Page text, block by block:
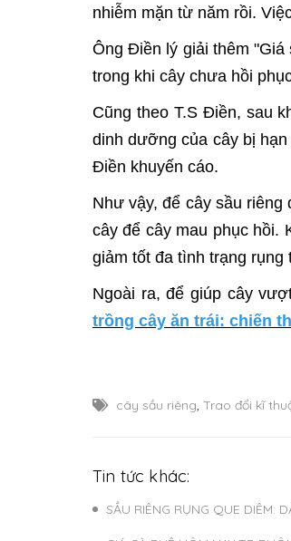
nhiễm mặn từ năm rồi.
Ông Điền lý giải thêm "Giá
trong khi cây chưa hồi
Cũng theo T.S Điền, sau
dinh dưỡng của cây bị
Điền khuyến cáo.
Như vậy, để cây sầu
cây để cây mau phục hồi.
giảm tốt đa tình trạng rụng
Ngoài ra, để giúp cây
trồng cây ăn trái: chiến
cây sầu riêng, Trao đổi kĩ
Tin tức khác:
SẦU RIÊNG RỤNG QUE DIÊM: